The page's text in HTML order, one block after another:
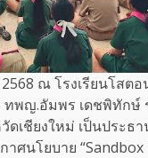
ณ โรงเรียนโสต
ทพญ.อัมพร เดชพิทักษ์
เชียงใหม่ เป็นประธา
ศนโยบาย